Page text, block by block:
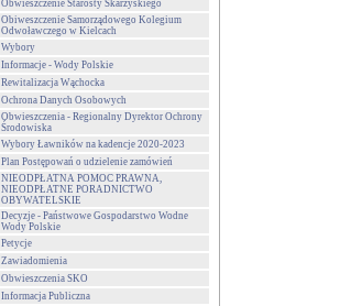
Obwieszczenie Starosty Skarżyskiego
Obiweszczenie Samorządowego Kolegium
Odwoławczego w Kielcach
Wybory
Informacje - Wody Polskie
Rewitalizacja Wąchocka
Ochrona Danych Osobowych
Obwieszczenia - Regionalny Dyrektor Ochrony
Środowiska
Wybory Ławników na kadencje 2020-2023
Plan Postępowań o udzielenie zamówień
NIEODPŁATNA POMOC PRAWNA,
NIEODPŁATNE PORADNICTWO
OBYWATELSKIE
Decyzje - Państwowe Gospodarstwo Wodne
Wody Polskie
Petycje
Zawiadomienia
Obwieszczenia SKO
Informacja Publiczna